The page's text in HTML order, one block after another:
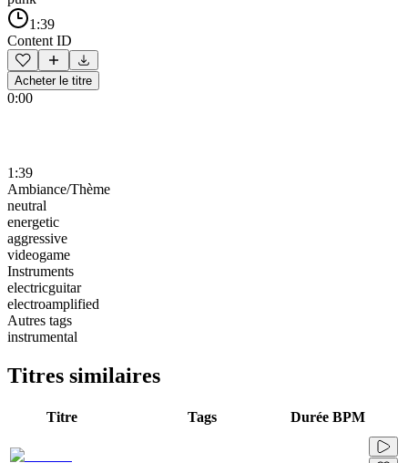
1:39
Content ID
Acheter le titre
0:00
1:39
Ambiance/Thème
neutral
energetic
aggressive
videogame
Instruments
electricguitar
electroamplified
Autres tags
instrumental
Titres similaires
Titre Tags Durée BPM